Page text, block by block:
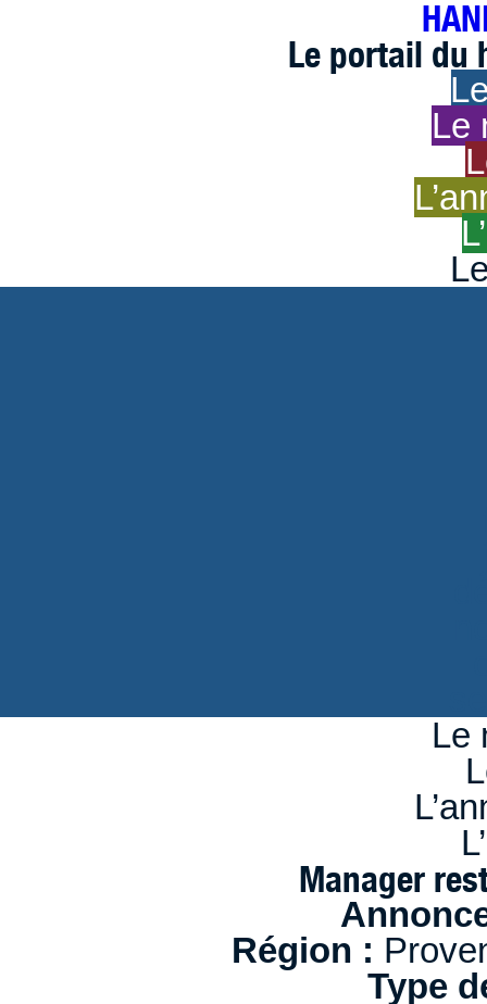
Le portail du
Le
Le
Manager
Région :
Type